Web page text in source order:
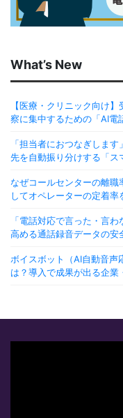
What’s New
【医療・クリニック向け
察に集中するための「AI電
「担当者におつなぎしま
先を自動振り分けする「ス
なぜコールセンターの離
してオペレーターの定着
「電話対応で言った・言
高める通話録音データの安
ボイスボット（AI自動音声
は？導入で成果が出る企業